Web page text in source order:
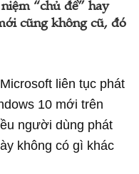
“chủ đề” hay
cũng không cũ, đó
liên tục phát
10 mới trên
người dùng phát
không có gì khác